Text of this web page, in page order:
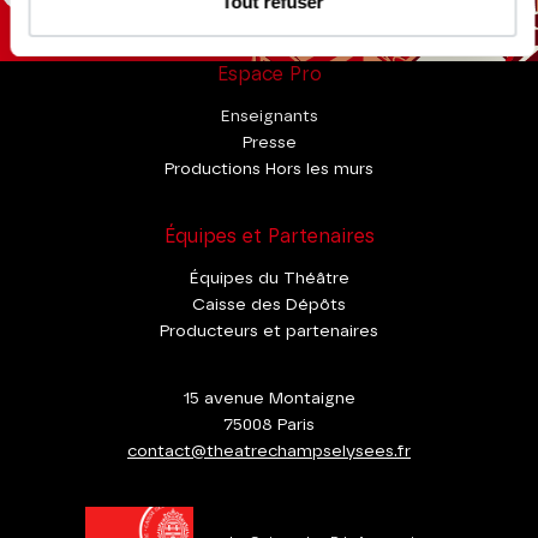
Espace Pro
Enseignants
Presse
Productions Hors les murs
Équipes et Partenaires
Équipes du Théâtre
Caisse des Dépôts
Producteurs et partenaires
15 avenue Montaigne
75008 Paris
contact@theatrechampselysees.fr